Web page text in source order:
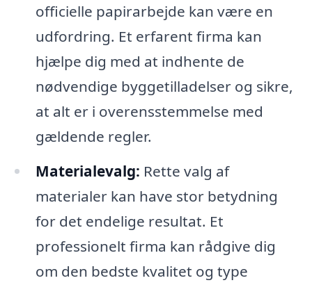
officielle papirarbejde kan være en
udfordring. Et erfarent firma kan
hjælpe dig med at indhente de
nødvendige byggetilladelser og sikre,
at alt er i overensstemmelse med
gældende regler.
Materialevalg: Rette valg af
materialer kan have stor betydning
for det endelige resultat. Et
professionelt firma kan rådgive dig
om den bedste kvalitet og type